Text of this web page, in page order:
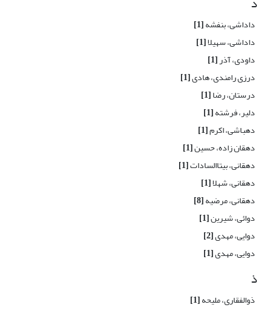
داداشی، بنفشه[1]
داداشی، سهیلا[1]
داودی، آذر[1]
درزی رامندی، هادی[1]
درستان، رضا[1]
دلیر، فرشته[1]
دهباشی، اکرم[1]
دهقان زاده، حسین[1]
دهقانی، بیتاالسادات[1]
دهقانی، شهلا[1]
دهقانی، مرضیه[8]
دوائی، شیرین[1]
دوایی، مهدی[2]
دوایی، مهدی[1]
ذ
ذوالفقاری، ملیحه[1]